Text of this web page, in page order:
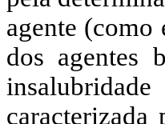
agente (como
dos agentes